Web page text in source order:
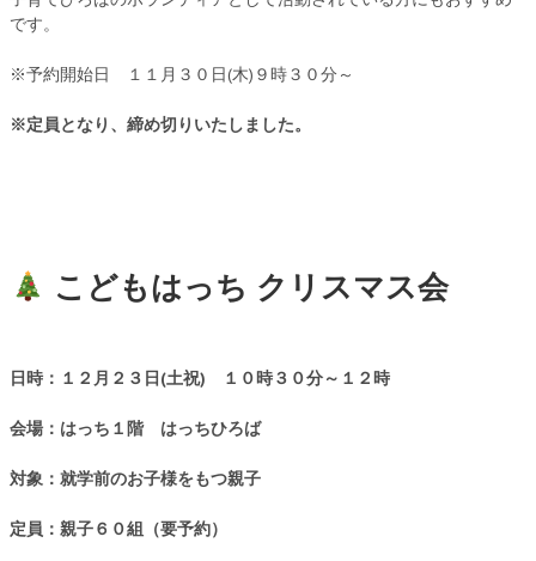
です。
※予約開始日 １１月３０日(木)９時３０分～
※定員となり、締め切りいたしました。
こどもはっち クリスマス会
日時：１２月２３日(土祝) １０時３０分～１２時
会場：はっち１階 はっちひろば
対象：就学前のお子様をもつ親子
定員：親子６０組（要予約）